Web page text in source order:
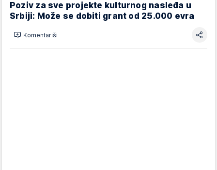
Poziv za sve projekte kulturnog nasleđa u
Srbiji: Može se dobiti grant od 25.000 evra
Komentariši